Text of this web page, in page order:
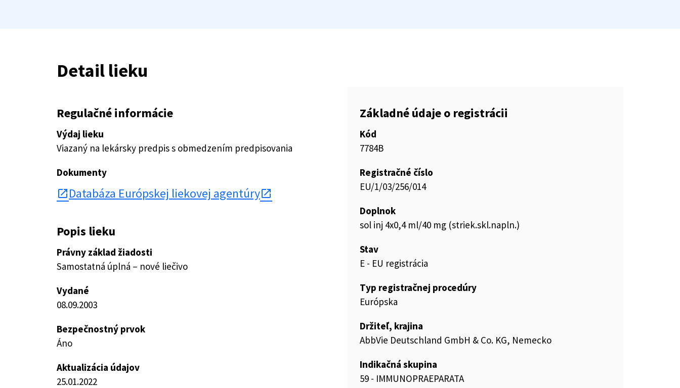
Detail lieku
Regulačné informácie
Výdaj lieku
Viazaný na lekársky predpis s obmedzením predpisovania
Dokumenty
open_in_new Databáza Európskej liekovej agentúry
Popis lieku
Právny základ žiadosti
Samostatná úplná – nové liečivo
Vydané
08.09.2003
Bezpečnostný prvok
Áno
Aktualizácia údajov
25.01.2022
Základné údaje o registrácii
Kód
7784B
Registračné číslo
EU/1/03/256/014
Doplnok
sol inj 4x0,4 ml/40 mg (striek.skl.napln.)
Stav
E - EU registrácia
Typ registračnej procedúry
Európska
Držiteľ, krajina
AbbVie Deutschland GmbH & Co. KG, Nemecko
Indikačná skupina
59 - IMMUNOPRAEPARATA